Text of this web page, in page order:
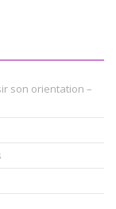
son orientation –